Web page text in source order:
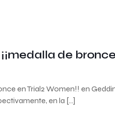
de
en Trial2 Women!! en
en la […]